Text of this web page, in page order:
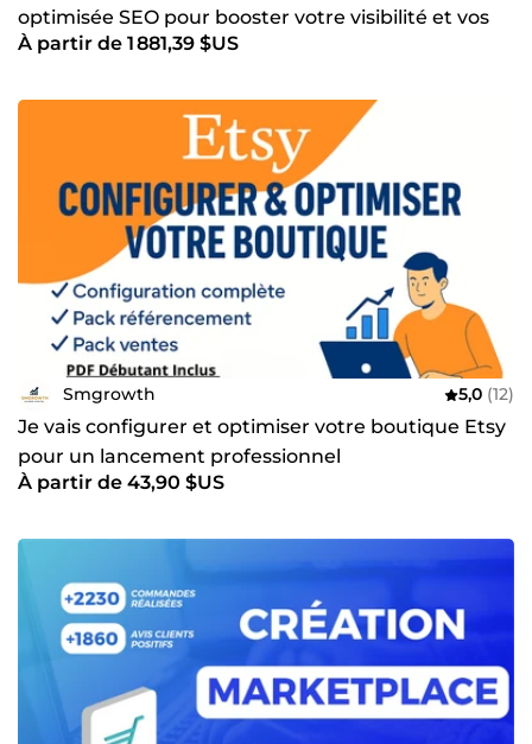
optimisée SEO pour booster votre visibilité et vos
ventes
À partir de 1 881,39 $US
Smgrowth 5,0 (12)
Je vais configurer et optimiser votre boutique Etsy
pour un lancement professionnel
À partir de 43,90 $US